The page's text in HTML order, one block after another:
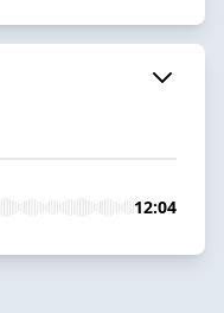
12:04